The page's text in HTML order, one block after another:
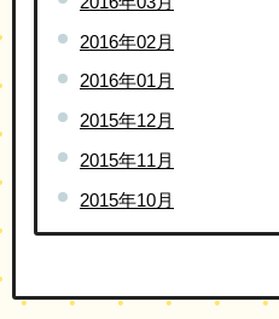
2016年02月
2016年01月
2015年12月
2015年11月
2015年10月